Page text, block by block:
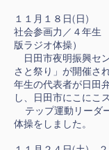
１１月１８日(日)
社会参画力／４年生
版ラジオ体操）
日田市夜明振興セ
さと祭り」が開催さ
年生の代表者が日田
し、日田市にこにこス
テップ運動リーダ
体操をしました。